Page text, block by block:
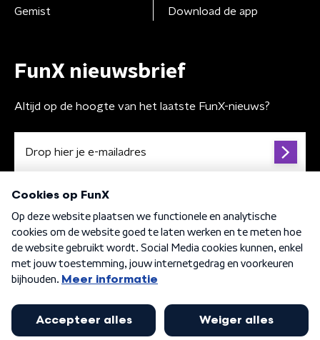
Gemist
Download de app
FunX nieuwsbrief
Altijd op de hoogte van het laatste FunX-nieuws?
Algemene voorwaarden Privacybeleid